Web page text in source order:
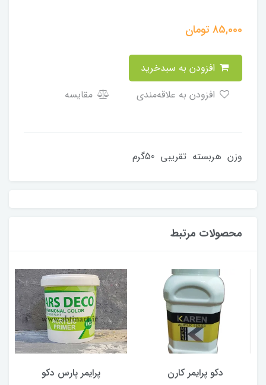
85,000تومان
مقایسه
وزن هربسته تقریبی 50گرم
محصولات مرتبط
دکو پرایمر کارن پرایمر پارس دکو